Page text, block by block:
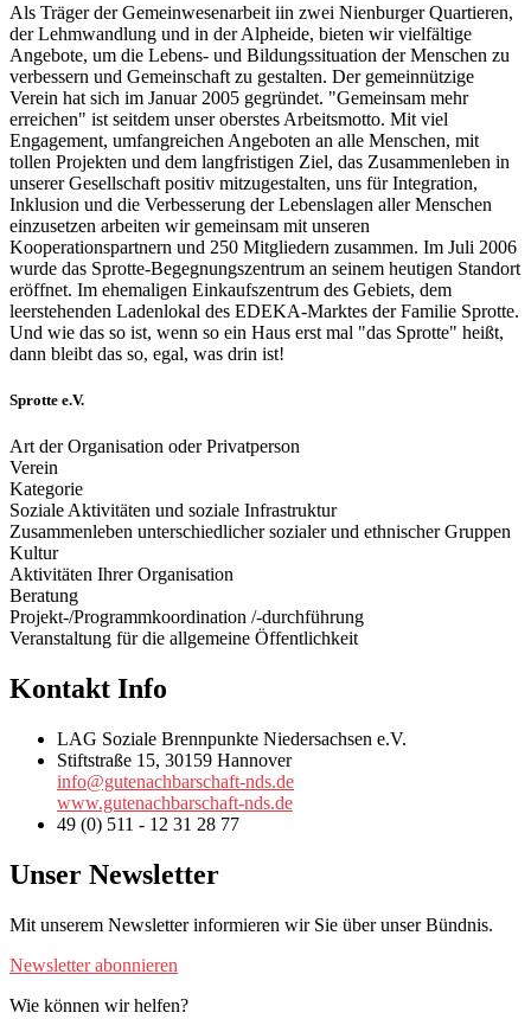
Als Träger der Gemeinwesenarbeit iin zwei Nienburger Quartieren,
der Lehmwandlung und in der Alpheide, bieten wir vielfältige
Angebote, um die Lebens- und Bildungssituation der Menschen zu
verbessern und Gemeinschaft zu gestalten. Der gemeinnützige
Verein hat sich im Januar 2005 gegründet. "Gemeinsam mehr
erreichen" ist seitdem unser oberstes Arbeitsmotto. Mit viel
Engagement, umfangreichen Angeboten an alle Menschen, mit
tollen Projekten und dem langfristigen Ziel, das Zusammenleben in
unserer Gesellschaft positiv mitzugestalten, uns für Integration,
Inklusion und die Verbesserung der Lebenslagen aller Menschen
einzusetzen arbeiten wir gemeinsam mit unseren
Kooperationspartnern und 250 Mitgliedern zusammen. Im Juli 2006
wurde das Sprotte-Begegnungszentrum an seinem heutigen Standort
eröffnet. Im ehemaligen Einkaufszentrum des Gebiets, dem
leerstehenden Ladenlokal des EDEKA-Marktes der Familie Sprotte.
Und wie das so ist, wenn so ein Haus erst mal "das Sprotte" heißt,
dann bleibt das so, egal, was drin ist!
Sprotte e.V.
Art der Organisation oder Privatperson
Verein
Kategorie
Soziale Aktivitäten und soziale Infrastruktur
Zusammenleben unterschiedlicher sozialer und ethnischer Gruppen
Kultur
Aktivitäten Ihrer Organisation
Beratung
Projekt-/Programmkoordination /-durchführung
Veranstaltung für die allgemeine Öffentlichkeit
Kontakt Info
LAG Soziale Brennpunkte Niedersachsen e.V.
Stiftstraße 15, 30159 Hannover
info@gutenachbarschaft-nds.de
www.gutenachbarschaft-nds.de
49 (0) 511 - 12 31 28 77
Unser Newsletter
Mit unserem Newsletter informieren wir Sie über unser Bündnis.
Newsletter abonnieren
Wie können wir helfen?